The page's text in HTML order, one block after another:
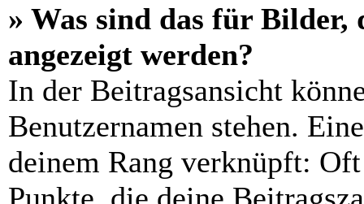
» Was sind das für Bilder,
angezeigt werden?
In der Beitragsansicht
Benutzernamen stehen.
deinem Rang verknüpft: